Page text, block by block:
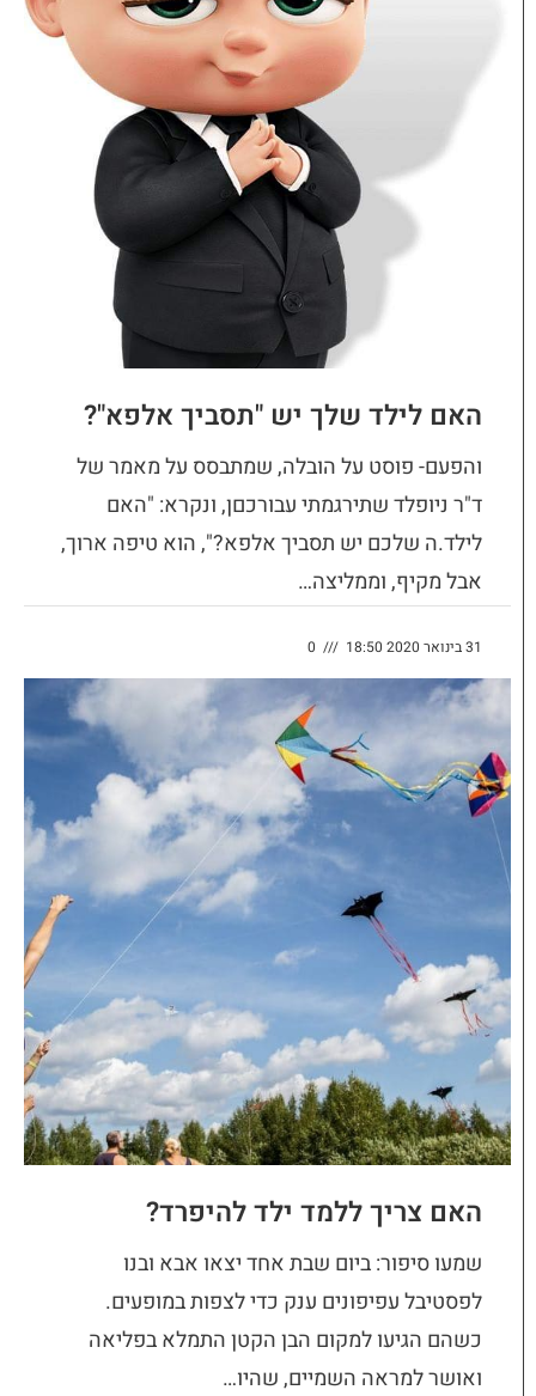
האם לילד שלך יש "תסביך אלפא"?
והפעם- פוסט על הובלה, שמתבסס על מאמר של
ד"ר ניופלד שתירגמתי עבורכםן, ונקרא: "האם
לילד.ה שלכם יש תסביך אלפא?", הוא טיפה ארוך,
אבל מקיף, וממליצה…
31 בינואר 2020 18:50 ///
0
האם צריך ללמד ילד להיפרד?​
שמעו סיפור: ביום שבת אחד יצאו אבא ובנו
לפסטיבל עפיפונים ענק כדי לצפות במופעים.
כשהם הגיעו למקום הבן הקטן התמלא בפליאה
ואושר למראה השמיים, שהיו…